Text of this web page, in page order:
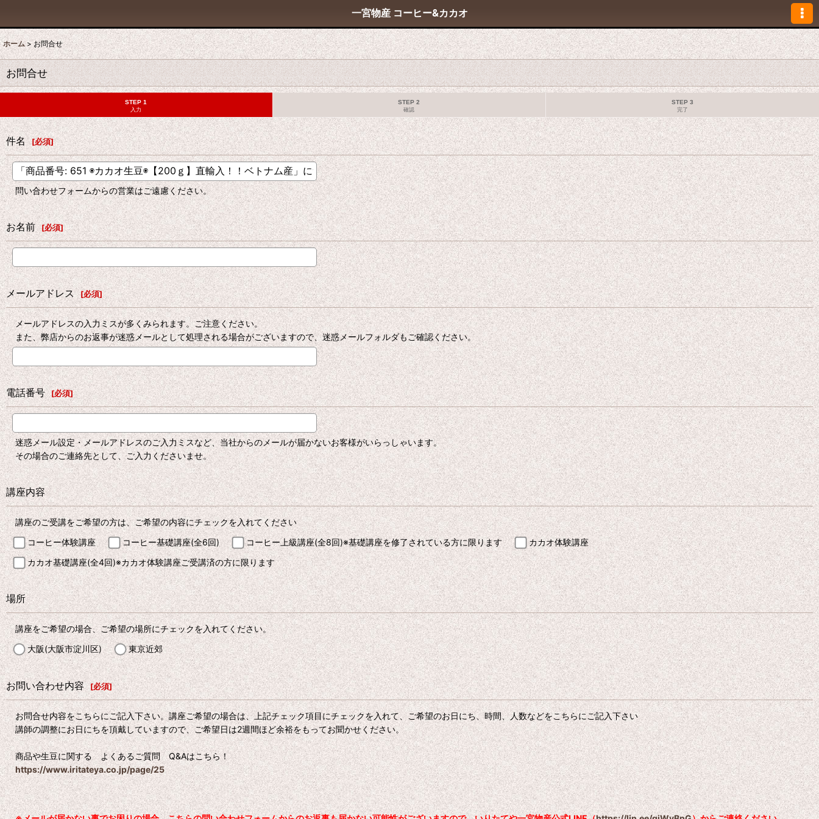
一宮物産 コーヒー&カカオ
ホーム > お問合せ
お問合せ
STEP 1
入力
STEP 2
確認
STEP 3
完了
件名 [必須]
問い合わせフォームからの営業はご遠慮ください。
お名前 [必須]
メールアドレス [必須]
メールアドレスの入力ミスが多くみられます。ご注意ください。
また、弊店からのお返事が迷惑メールとして処理される場合がございますので、迷惑メールフォルダもご確認ください。
電話番号 [必須]
迷惑メール設定・メールアドレスのご入力ミスなど、当社からのメールが届かないお客様がいらっしゃいます。
その場合のご連絡先として、ご入力くださいませ。
講座内容
講座のご受講をご希望の方は、ご希望の内容にチェックを入れてください
コーヒー体験講座
コーヒー基礎講座(全6回) コーヒー上級講座(全8回)※基礎講座を修了されている方に限ります
カカオ体験講座
カカオ基礎講座(全4回)※カカオ体験講座ご受講済の方に限ります
場所
講座をご希望の場合、ご希望の場所にチェックを入れてください。
大阪(大阪市淀川区)
東京近郊
お問い合わせ内容 [必須]
お問合せ内容をこちらにご記入下さい。講座ご希望の場合は、上記チェック項目にチェックを入れて、ご希望のお日にち、時間、人数などをこちらにご記入下さい
講師の調整にお日にちを頂戴していますので、ご希望日は2週間ほど余裕をもってお聞かせください。
商品や生豆に関する よくあるご質問 Q&Aはこちら！
https://www.iritateya.co.jp/page/25